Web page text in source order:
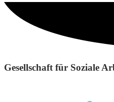
Gesellschaft für Soziale